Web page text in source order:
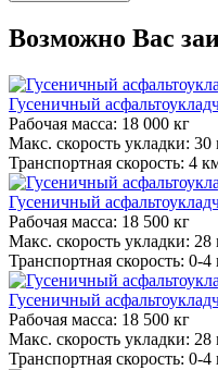
Возможно Вас
Гусеничный
Рабочая масса: 18 000 кг
Макс. скорость укладки: 30
Транспортная скорость: 4
Гусеничный
Рабочая масса: 18 500 кг
Макс. скорость укладки: 28
Транспортная скорость: 0-4
Гусеничный
Рабочая масса: 18 500 кг
Макс. скорость укладки: 28
Транспортная скорость: 0-4